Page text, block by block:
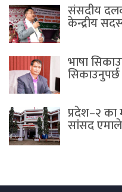
संसदीय
केन्द्रीय
भाषा
सिकाउनुपर्छ
प्रदेश–२ का
सांसद